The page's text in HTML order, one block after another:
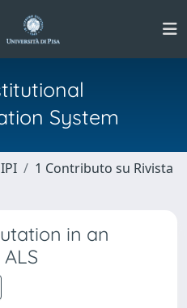
System
1 Contributo su Rivista
in an